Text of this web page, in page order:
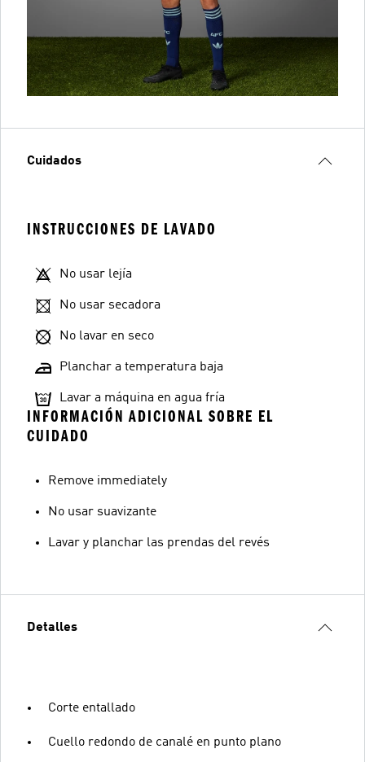
Cuidados
INSTRUCCIONES DE LAVADO
No usar lejía
No usar secadora
No lavar en seco
Planchar a temperatura baja
Lavar a máquina en agua fría
INFORMACIÓN ADICIONAL SOBRE EL
CUIDADO
Remove immediately
No usar suavizante
Lavar y planchar las prendas del revés
Detalles
Corte entallado
Cuello redondo de canalé en punto plano